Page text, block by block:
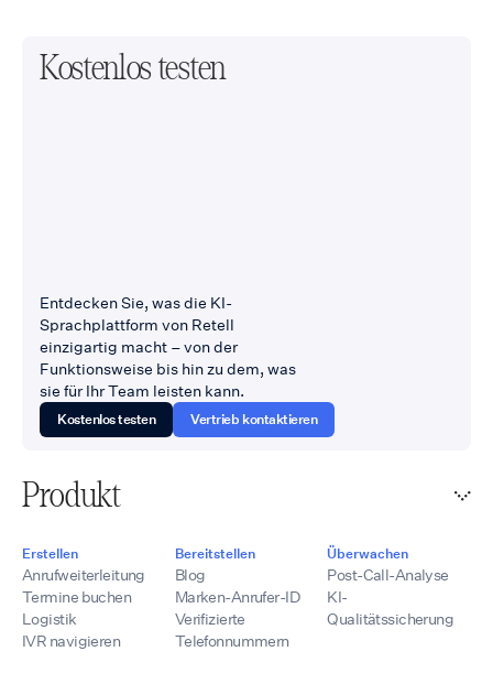
Kostenlos testen
Entdecken Sie, was die KI-
Sprachplattform von Retell
einzigartig macht – von der
Funktionsweise bis hin zu dem, was
sie für Ihr Team leisten kann.
Kostenlos testen Vertrieb kontaktieren
Produkt
Erstellen
Anrufweiterleitung
Termine buchen
Logistik
IVR navigieren
Bereitstellen
Blog
Marken-Anrufer-ID
Verifizierte
Telefonnummern
Überwachen
Post-Call-Analyse
KI-
Qualitätssicherung